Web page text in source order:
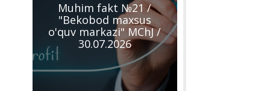
Muhim fakt №21 /
"Bekobod maxsus
o'quv markazi" MChJ /
30.07.2026